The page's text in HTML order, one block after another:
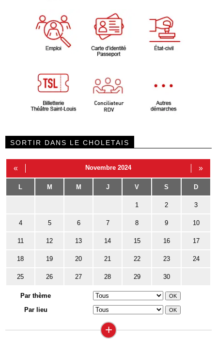
SORTIR DANS LE CHOLETAIS
« Novembre 2024 »
L M M J V S D
1 2 3
4 5 6 7 8 9 10
11 12 13 14 15 16 17
18 19 20 21 22 23 24
25 26 27 28 29 30
Par thème
Par lieu
+